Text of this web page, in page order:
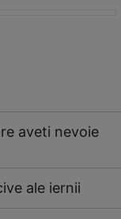
aveti nevoie
ale iernii